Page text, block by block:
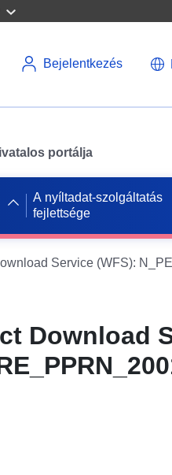
Bejelentkezés
portálja
A nyíltadat-szolgáltatás
fejlettsége
Download